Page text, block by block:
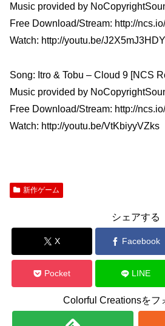
Music provided by
Free Download/Stream: http://
Watch: http://youtu.be/
Song: Itro & Tobu – Cloud 9 [NCS
Music provided by
Free Download/Stream: http://
Watch: http://youtu.be/VtKbiyyVZks
新作ゲーム
シェアする
X Facebook
Pocket LINE
Colorful Creationsをフ